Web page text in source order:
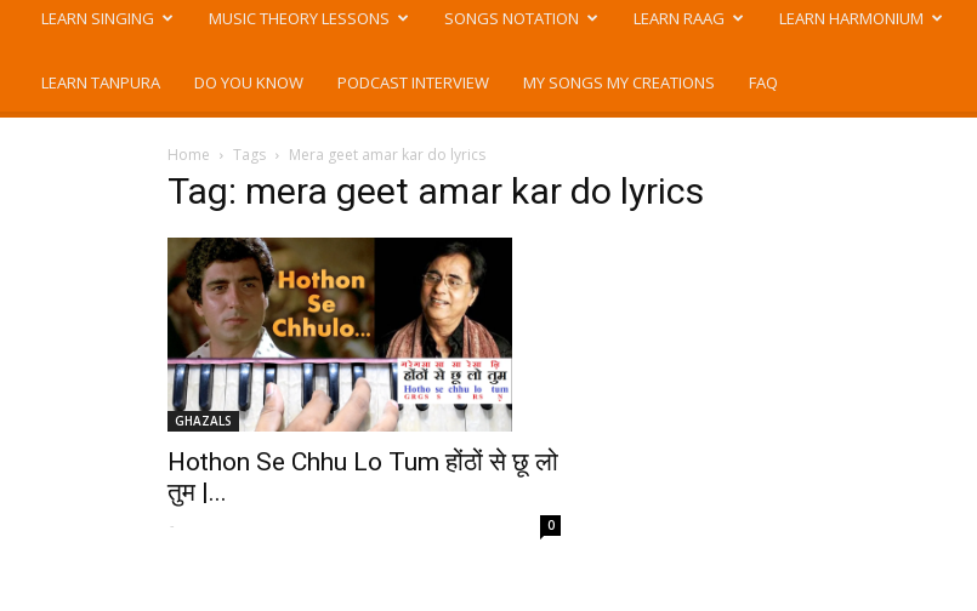
LEARN SINGING MUSIC THEORY LESSONS SONGS NOTATION LEARN RAAG LEARN HARMONIUM
LEARN TANPURA DO YOU KNOW PODCAST INTERVIEW MY SONGS MY CREATIONS FAQ
Home Tags Mera geet amar kar do lyrics
Tag: mera geet amar kar do lyrics
GHAZALS
Hothon Se Chhu Lo Tum होंठों से छू लो
तुम |...
- 0